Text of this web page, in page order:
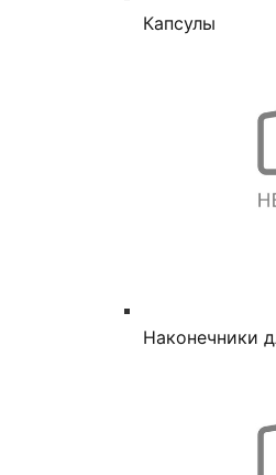
Капсулы
Наконечники